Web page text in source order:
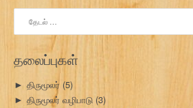
தேடு:
தலைப்புகள்
► திருமூலர் (5)
► திருமூலர் வழிபாடு (3)